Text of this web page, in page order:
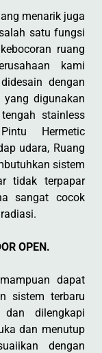
menarik juga
satu fungsi
ruang
kami
dengan
digunakan
stainless
Hermetic
udara, Ruang
sistem
tidak terpapar
sangat cocok
OPEN.
dapat
sistem terbaru
dilengkapi
dan menutup
dengan